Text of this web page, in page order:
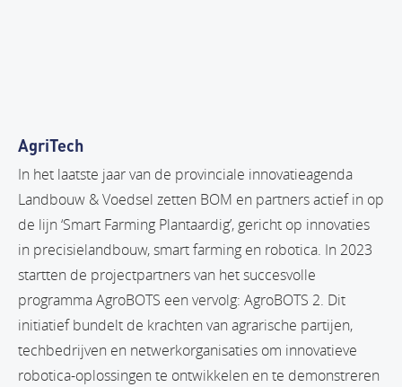
AgriTech
In het laatste jaar van de provinciale innovatieagenda
Landbouw & Voedsel zetten BOM en partners actief in op
de lijn ‘Smart Farming Plantaardig’, gericht op innovaties
in precisielandbouw, smart farming en robotica. In 2023
startten de projectpartners van het succesvolle
programma AgroBOTS een vervolg: AgroBOTS 2. Dit
initiatief bundelt de krachten van agrarische partijen,
techbedrijven en netwerkorganisaties om innovatieve
robotica-oplossingen te ontwikkelen en te demonstreren